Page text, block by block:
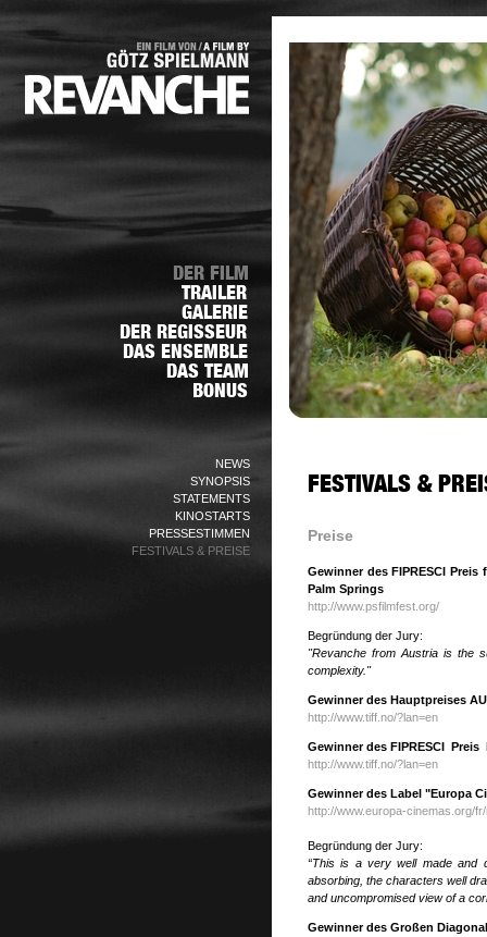
NEWS
SYNOPSIS
STATEMENTS
KINOSTARTS
PRESSESTIMMEN
FESTIVALS & PREISE
Preise
Gewinner des FIPRESCI
Palm Springs
http://www.psfilmfest.org/
Begründung der Jury:
"Revanche from Austria is the
complexity."
Gewinner des Hauptpreises
http://www.tiff.no/?lan=en
Gewinner des FIPRESCI
http://www.tiff.no/?lan=en
Gewinner des Label "Europa
http://www.europa-cinemas.org/
Begründung der Jury:
“This is a very well made and
absorbing, the characters well
and uncompromised view of a
Gewinner des Großen